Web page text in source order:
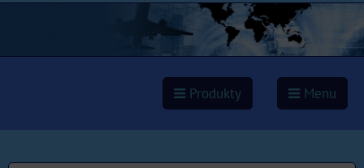
Produkty Menu